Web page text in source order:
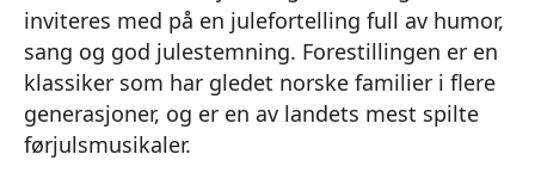
inviteres med på en julefortelling full av humor,
sang og god julestemning. Forestillingen er en
klassiker som har gledet norske familier i flere
generasjoner, og er en av landets mest spilte
førjulsmusikaler.